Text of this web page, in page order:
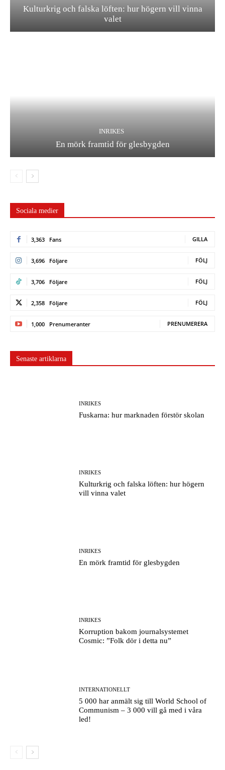
Kulturkrig och falska löften: hur högern vill vinna
valet
INRIKES
En mörk framtid för glesbygden
Sociala medier
3,363 Fans GILLA
3,696 Följare FÖLJ
3,706 Följare FÖLJ
2,358 Följare FÖLJ
1,000 Prenumeranter PRENUMERERA
Senaste artiklarna
INRIKES
Fuskarna: hur marknaden förstör skolan
INRIKES
Kulturkrig och falska löften: hur högern
vill vinna valet
INRIKES
En mörk framtid för glesbygden
INRIKES
Korruption bakom journalsystemet
Cosmic: ”Folk dör i detta nu”
INTERNATIONELLT
5 000 har anmält sig till World School of
Communism – 3 000 vill gå med i våra
led!